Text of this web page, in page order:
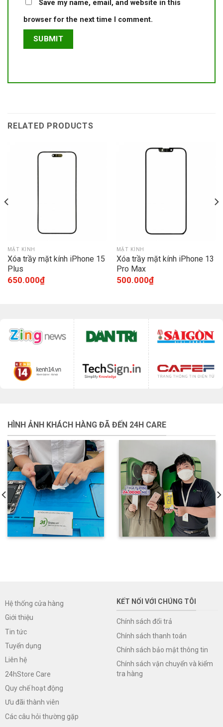
Save my name, email, and website in this
browser for the next time I comment.
RELATED PRODUCTS
MẶT KÍNH
Xóa trầy mặt kính iPhone 15
Plus
650.000₫
MẶT KÍNH
Xóa trầy mặt kính iPhone 13
Pro Max
500.000₫
HÌNH ẢNH KHÁCH HÀNG ĐÃ ĐẾN 24H CARE
Hệ thống cửa hàng
Giới thiệu
Tin tức
Tuyển dụng
Liên hệ
24hStore Care
Quy chế hoạt động
Ưu đãi thành viên
Các câu hỏi thường gặp
KẾT NỐI VỚI CHÚNG TÔI
Chính sách đổi trả
Chính sách thanh toán
Chính sách bảo mật thông tin
Chính sách vận chuyển và kiểm
tra hàng